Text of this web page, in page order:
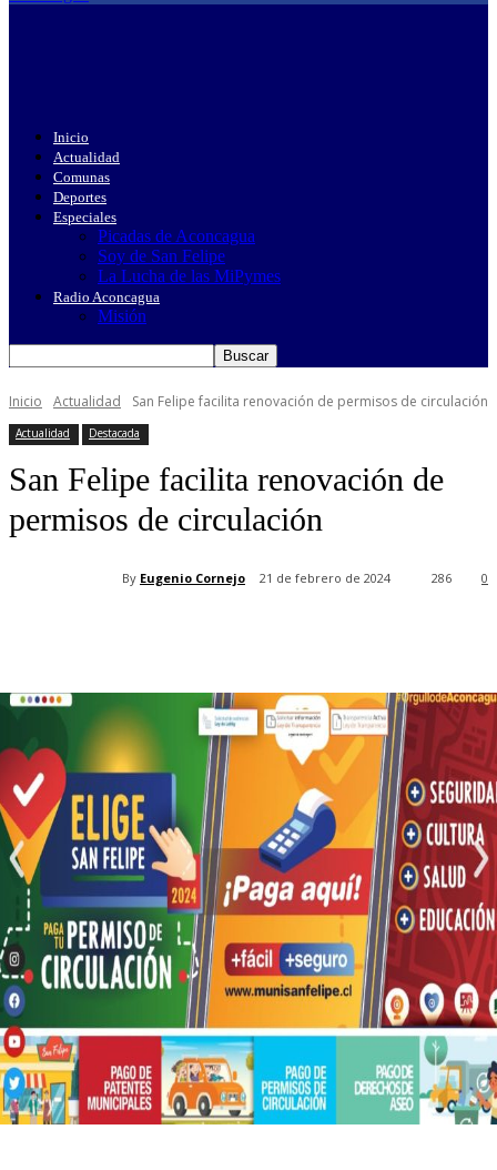
Inicio
Actualidad
Comunas
Deportes
Especiales
Picadas de Aconcagua
Soy de San Felipe
La Lucha de las MiPymes
Radio Aconcagua
Misión
Inicio Actualidad San Felipe facilita renovación de permisos de circulación
Actualidad Destacada
San Felipe facilita renovación de
permisos de circulación
By Eugenio Cornejo 21 de febrero de 2024 0
286